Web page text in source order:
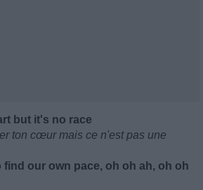
but it's no race
ton cœur mais ce n'est pas une
find our own pace, oh oh ah, oh oh